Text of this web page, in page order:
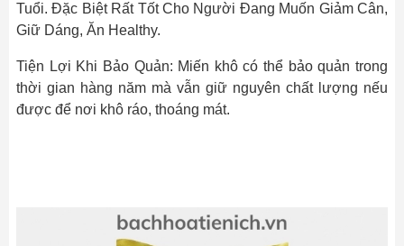
Tuổi. Đặc Biệt Rất Tốt Cho Người Đang Muốn Giảm Cân,
Giữ Dáng, Ăn Healthy.
Tiện Lợi Khi Bảo Quản: Miến khô có thể bảo quản trong
thời gian hàng năm mà vẫn giữ nguyên chất lượng nếu
được để nơi khô ráo, thoáng mát.